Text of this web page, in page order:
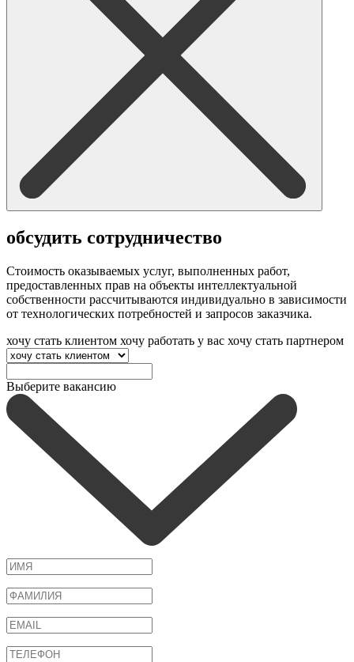
обсудить сотрудничество
Стоимость оказываемых услуг, выполненных работ,
предоставленных прав на объекты интеллектуальной
собственности рассчитываются индивидуально в зависимости
от технологических потребностей и запросов заказчика.
хочу стать клиентом хочу работать у вас хочу стать партнером
Выберите вакансию